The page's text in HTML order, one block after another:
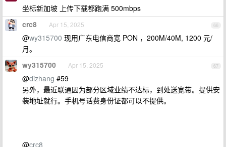
坐标新加坡 上传下载都跑满 500mbps
66
crc8 Apr 15, 2025
@wy315700 现用广东电信商宽 PON ，200M/40M, 1200 元/
月。
67
wy315700 Apr 15, 2025
@dizhang #59
另外，最近联通因为部分区域业绩不达标，到处送宽带。提供安
装地址就行。手机号话费身份证都可以不提供。
@crc8